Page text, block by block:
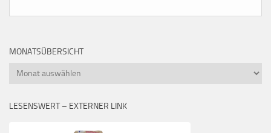
MONATSÜBERSICHT
Monatsübersicht
LESENSWERT – EXTERNER LINK